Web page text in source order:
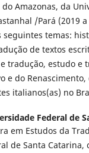
Amazonas, da
/Pará (2019
temas:
de textos
tradução, estudo e
e do
italianos(as) no
Federal de
em Estudos da
de Santa Catarina,